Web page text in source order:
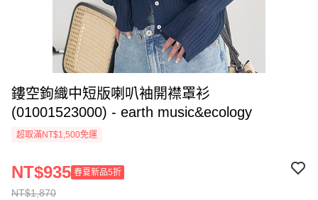
鏤空鉤織中短版喇叭袖開襟罩衫
(01001523000) - earth music&ecology
超取滿NT$1,500免運
NT$1,870
NT$935 春夏新品5折